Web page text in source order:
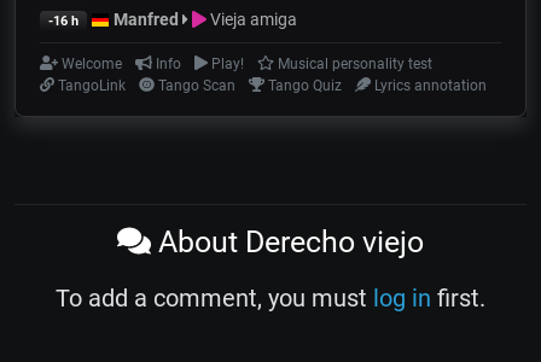
-16 h Manfred Vieja amiga
Welcome Info Play!
Musical personality test
TangoLink
Tango Scan Tango Quiz Lyrics annotation
About Derecho viejo
To add a comment, you must log in first.